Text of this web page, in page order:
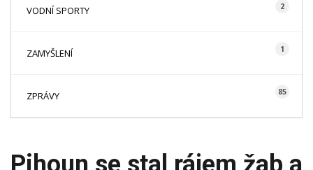
VODNÍ SPORTY 2
ZAMYŠLENÍ 1
ZPRÁVY 85